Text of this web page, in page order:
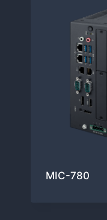
MIC-780